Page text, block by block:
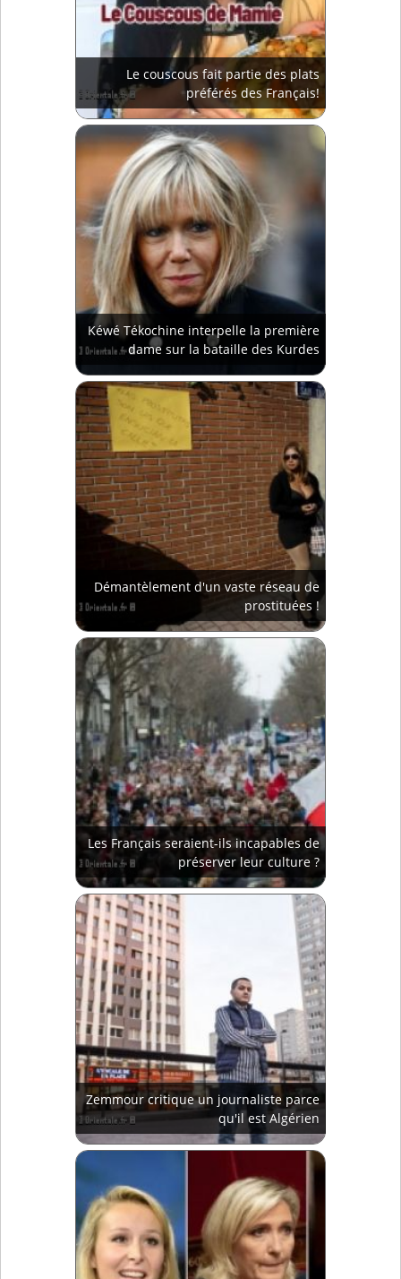
Le couscous fait partie des plats
préférés des Français!
Kéwé Tékochine interpelle la première
dame sur la bataille des Kurdes
Démantèlement d'un vaste réseau de
prostituées !
Les Français seraient-ils incapables de
préserver leur culture ?
Zemmour critique un journaliste parce
qu'il est Algérien